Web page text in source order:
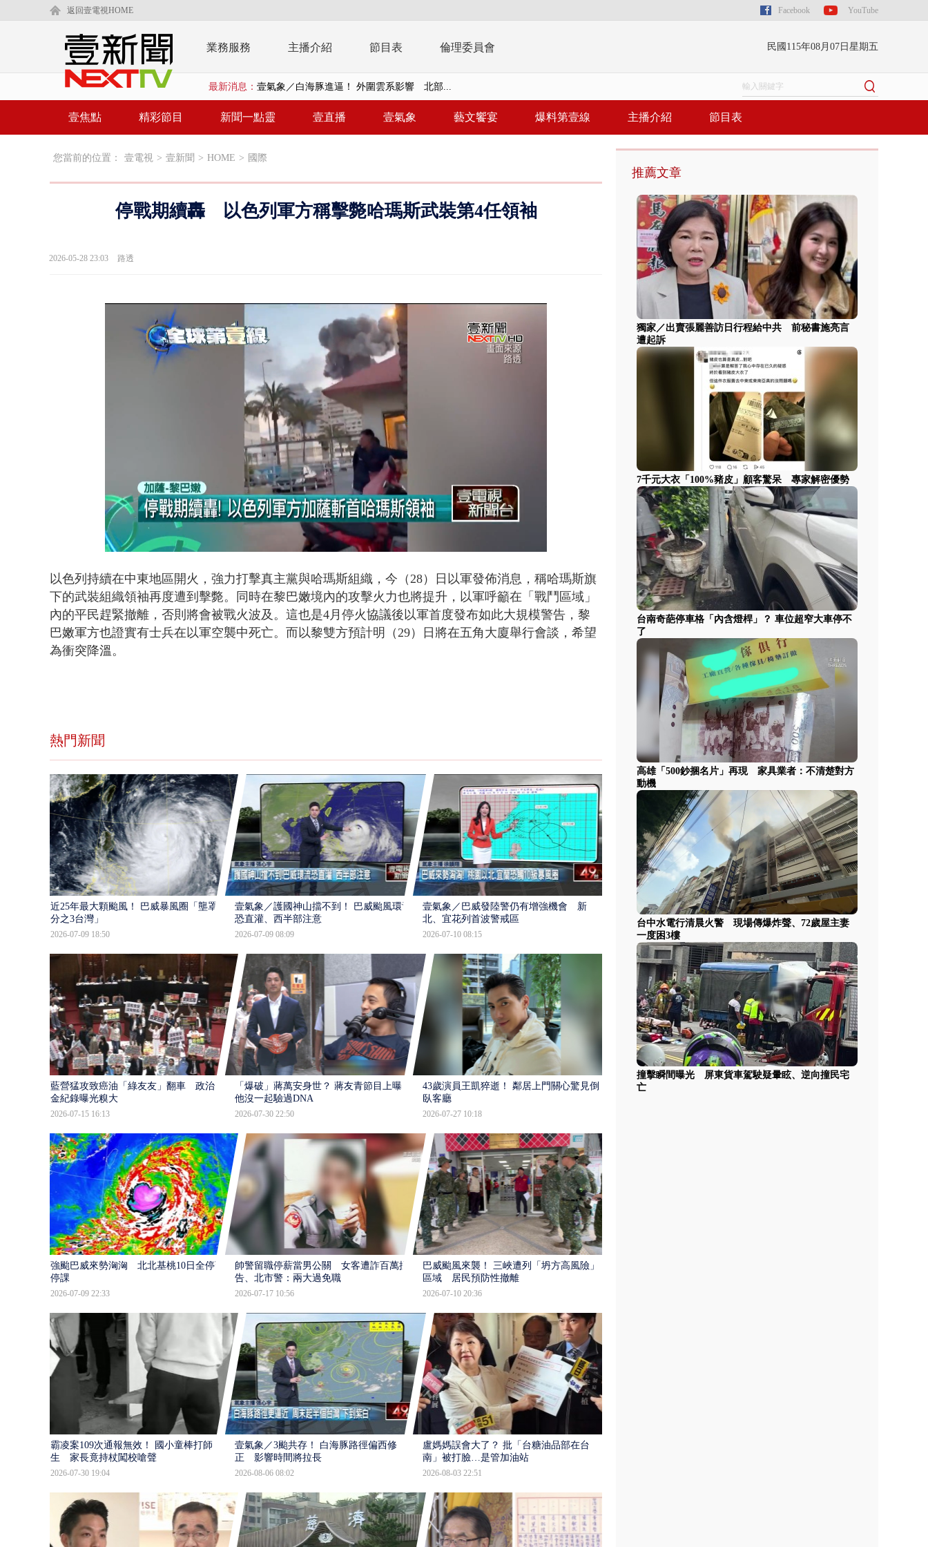
返回壹電視HOME Facebook YouTube
業務服務 主播介紹 節目表 倫理委員會 民國115年08月07日星期五
最新消息： 早餐店放迷你拒馬「只有始源可以停」 他真...
台中水電行清晨火警 現場傳爆炸聲、72歲屋...
慈濟疫苗案真相大白 陳時中終獲公道：當時...
壹氣象／白海豚進逼！ 外圍雲系影響 北部...
壹焦點 精彩節目 新聞一點靈 壹直播 壹氣象 藝文饗宴 爆料第壹線 主播介紹 節目表
您當前的位置： 壹電視 > 壹新聞 > HOME > 國際
停戰期續轟 以色列軍方稱擊斃哈瑪斯武裝第4任領袖
2026-05-28 23:03 路透
Unmute
42.87%
以色列持續在中東地區開火，強力打擊真主黨與哈瑪斯組織，今（28）日以軍發佈消息，稱哈瑪斯旗
下的武裝組織領袖再度遭到擊斃。同時在黎巴嫩境內的攻擊火力也將提升，以軍呼籲在「戰鬥區域」
內的平民趕緊撤離，否則將會被戰火波及。這也是4月停火協議後以軍首度發布如此大規模警告，黎
巴嫩軍方也證實有士兵在以軍空襲中死亡。而以黎雙方預計明（29）日將在五角大廈舉行會談，希望
為衝突降溫。
熱門新聞
近25年最大顆颱風！ 巴威暴風圈「壟罩4
分之3台灣」
2026-07-09 18:50
壹氣象／護國神山擋不到！ 巴威颱風環流
恐直灌、西半部注意
2026-07-09 08:09
壹氣象／巴威發陸警仍有增強機會 新
北、宜花列首波警戒區
2026-07-10 08:15
藍營猛攻致癌油「綠友友」翻車 政治獻
金紀錄曝光糗大
2026-07-15 16:13
「爆破」蔣萬安身世？ 蔣友青節目上曝：
他沒一起驗過DNA
2026-07-30 22:50
43歲演員王凱猝逝！ 鄰居上門關心驚見倒
臥客廳
2026-07-27 10:18
強颱巴威來勢洶洶 北北基桃10日全停班
停課
2026-07-09 22:33
帥警留職停薪當男公關 女客遭詐百萬提
告、北市警：兩大過免職
2026-07-17 10:56
巴威颱風來襲！ 三峽遭列「坍方高風險」
區域 居民預防性撤離
2026-07-10 20:36
霸凌案109次通報無效！ 國小童棒打師
生 家長竟持杖闖校嗆聲
2026-07-30 19:04
壹氣象／3颱共存！ 白海豚路徑偏西修
正 影響時間將拉長
2026-08-06 08:02
盧媽媽誤會大了？ 批「台糖油品部在台
南」被打臉…是管加油站
2026-08-03 22:51
推薦文章
獨家／出賣張麗善訪日行程給中共 前秘書施亮言
遭起訴
7千元大衣「100%豬皮」顧客驚呆 專家解密優勢
台南奇葩停車格「內含燈桿」？ 車位超窄大車停不
了
高雄「500鈔捆名片」再現 家具業者：不清楚對方
動機
台中水電行清晨火警 現場傳爆炸聲、72歲屋主妻
一度困3樓
撞擊瞬間曝光 屏東貨車駕駛疑暈眩、逆向撞民宅
亡